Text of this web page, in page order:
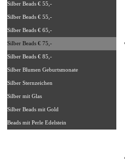
Silber Beads € 55,-
Silber Beads € 55,-
Silber Beads € 65,-
Silber Beads € 75,-
Silber Beads € 85,-
Silber Blumen Geburtsmonate
Silber Sternzeichen
Silber mit Glas
Silber Beads mit Gold
Beads mit Perle Edelstein